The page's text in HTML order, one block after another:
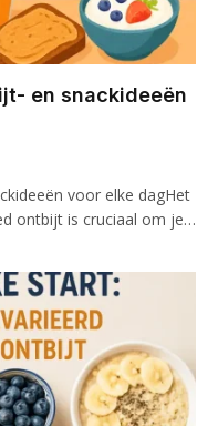
en snackideeën
voor elke dagHet
ontbijt is cruciaal om je…